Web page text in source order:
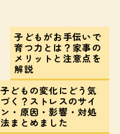
子どもがお手伝いで
育つ力とは？家事の
メリットと注意点を
解説
子どもの変化にどう気
づく？ストレスのサイ
ン・原因・影響・対処
法まとめました